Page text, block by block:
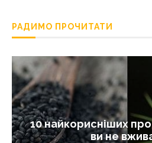
РАДИМО ПРОЧИТАТИ
10 найкорисніших
ви не